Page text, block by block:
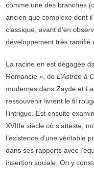
comme une des branches
ancien que complexe dont il
classique, avant d’en
développement très ramifié
La racine en est dégagée
Romancie », de L’Astrée à
modernes dans Zayde et
ressouvenir livrent le fil
l’intrigue. Est ensuite
XVIIIe siècle où s’atteste,
l’existence d’une véritable
dans ses rapports avec
insertion sociale. On y